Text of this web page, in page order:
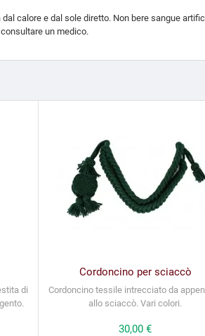
calore e dal sole diretto. Non bere sangue
un medico.
di
Cordoncino per sciaccò
Cordoncino tessile intrecciato da
allo sciaccò. Vari colori.
Prezzo
30,00 €